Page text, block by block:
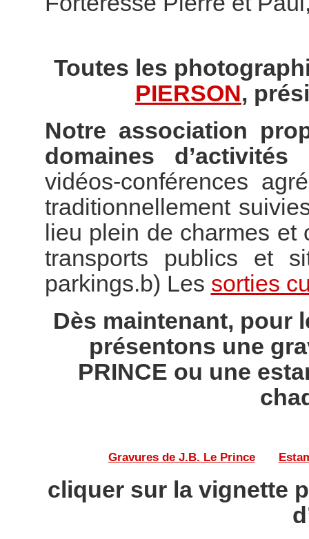
Toutes les
PIERSON,
Notre association
domaines d’activités
vidéos-conférences
traditionnellement
lieu plein de charmes et
transports publics et
parkings.b) Les sorties
Dès maintenant, pour
présentons une
PRINCE ou une
Gravures de J.B. Le Prince——
cliquer sur la vignette